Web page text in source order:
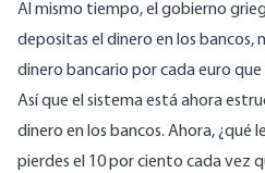
Al mismo tiempo, el gobierno
depositas el dinero en los bancos,
dinero bancario por cada euro
Así que el sistema está ahora
dinero en los bancos. Ahora, ¿qué
pierdes el 10 por ciento cada vez